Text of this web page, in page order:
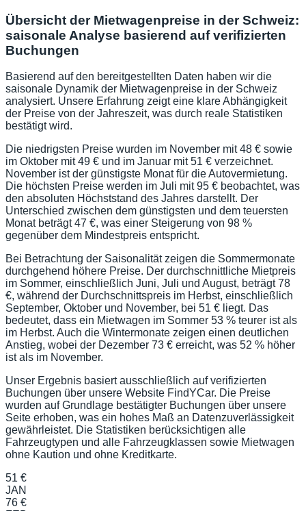
Übersicht der Mietwagenpreise in der Schweiz:
saisonale Analyse basierend auf verifizierten
Buchungen
Basierend auf den bereitgestellten Daten haben wir die
saisonale Dynamik der Mietwagenpreise in der Schweiz
analysiert. Unsere Erfahrung zeigt eine klare Abhängigkeit
der Preise von der Jahreszeit, was durch reale Statistiken
bestätigt wird.
Die niedrigsten Preise wurden im November mit 48 € sowie
im Oktober mit 49 € und im Januar mit 51 € verzeichnet.
November ist der günstigste Monat für die Autovermietung.
Die höchsten Preise werden im Juli mit 95 € beobachtet, was
den absoluten Höchststand des Jahres darstellt. Der
Unterschied zwischen dem günstigsten und dem teuersten
Monat beträgt 47 €, was einer Steigerung von 98 %
gegenüber dem Mindestpreis entspricht.
Bei Betrachtung der Saisonalität zeigen die Sommermonate
durchgehend höhere Preise. Der durchschnittliche Mietpreis
im Sommer, einschließlich Juni, Juli und August, beträgt 78
€, während der Durchschnittspreis im Herbst, einschließlich
September, Oktober und November, bei 51 € liegt. Das
bedeutet, dass ein Mietwagen im Sommer 53 % teurer ist als
im Herbst. Auch die Wintermonate zeigen einen deutlichen
Anstieg, wobei der Dezember 73 € erreicht, was 52 % höher
ist als im November.
Unser Ergebnis basiert ausschließlich auf verifizierten
Buchungen über unsere Website FindYCar. Die Preise
wurden auf Grundlage bestätigter Buchungen über unsere
Seite erhoben, was ein hohes Maß an Datenzuverlässigkeit
gewährleistet. Die Statistiken berücksichtigen alle
Fahrzeugtypen und alle Fahrzeugklassen sowie Mietwagen
ohne Kaution und ohne Kreditkarte.
51 €
JAN
76 €